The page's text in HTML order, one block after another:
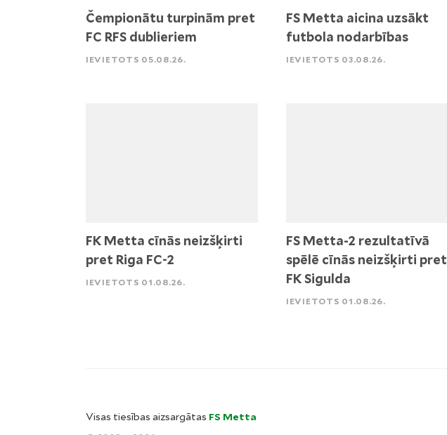
Čempionātu turpinām pret
FC RFS dublieriem
IEVIETOTS 05.08.26.
FS Metta aicina uzsākt
futbola nodarbības
IEVIETOTS 03.08.26.
FK Metta cīnās neizšķirti
pret Riga FC-2
IEVIETOTS 01.08.26.
FS Metta-2 rezultatīvā
spēlē cīnās neizšķirti pret
FK Sigulda
IEVIETOTS 01.08.26.
Visas tiesības aizsargātas FS Metta